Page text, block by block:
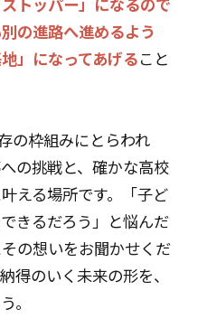
の進路へ進めるよう
」になってあげること
の枠組みにとらわれ
の挑戦と、確かな高校
える場所です。「子ど
きるだろう」と悩んだ
の想いをお聞かせくだ
得のいく未来の形を、
。